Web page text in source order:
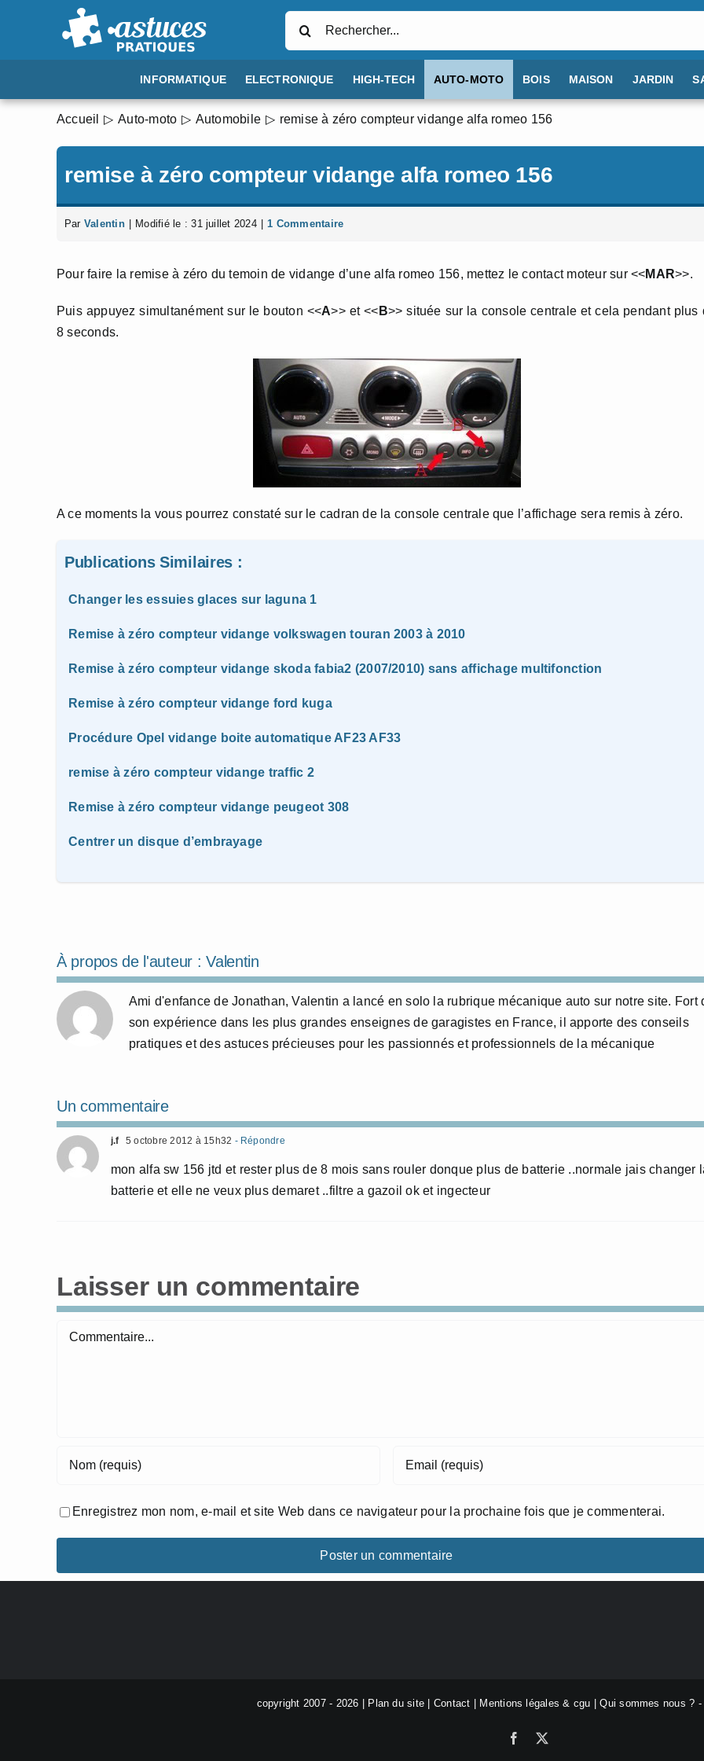
INFORMATIQUE ELECTRONIQUE HIGH-TECH AUTO-MOTO BOIS MAISON JARDIN
Accueil Auto-moto Automobile remise à zéro compteur vidange alfa romeo 156
remise à zéro compteur vidange alfa romeo 156
Par Valentin Modifié le : 31 juillet 2024 1 Commentaire
Pour faire la remise à zéro du temoin de vidange d’une alfa romeo 156, mettez le contact moteur sur <<MAR>>.
Puis appuyez simultanément sur le bouton <<A>> et << B>> située sur la console centrale et cela pendant plus
8 seconds.
A ce moments la vous pourrez constaté sur le cadran de la console centrale que l’affichage sera remis à zéro.
Publications Similaires :
Changer les essuies glaces sur laguna 1
Remise à zéro compteur vidange volkswagen touran 2003 à 2010
Remise à zéro compteur vidange skoda fabia2 (2007/2010) sans affichage multifonction
Remise à zéro compteur vidange ford kuga
Procédure Opel vidange boite automatique AF23 AF33
remise à zéro compteur vidange traffic 2
Remise à zéro compteur vidange peugeot 308
Centrer un disque d’embrayage
À propos de l'auteur :Valentin
Ami d'enfance de Jonathan, Valentin a lancé en solo la rubrique mécanique auto sur notre site. Fort
son expérience dans les plus grandes enseignes de garagistes en France, il apporte des conseils
pratiques et des astuces précieuses pour les passionnés et professionnels de la mécanique
Un commentaire
j.f 5 octobre 2012 à 15h32 - Répondre
mon alfa sw 156 jtd et rester plus de 8 mois sans rouler donque plus de batterie ..normale jais changer
batterie et elle ne veux plus demaret ..filtre a gazoil ok et ingecteur
Laisser un commentaire
Commentaire
Enregistrez mon nom, e-mail et site Web dans ce navigateur pour la prochaine fois que je commenterai.
copyright 2007 - 2026 | Plan du site Contact Mentions légales & cgu |Qui sommes nous ?
Facebook